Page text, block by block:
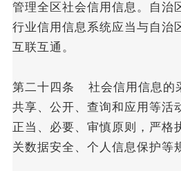
管理全区社会信用信息。自治
行业信用信息系统应当与自治
互联互通。
第二十四条 社会信用信息的
共享、公开、查询和应用等活
正当、必要、审慎原则，严格
关数据安全、个人信息保护等